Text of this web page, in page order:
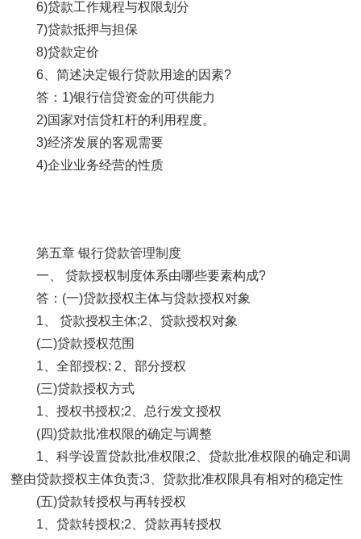
6)贷款工作规程与权限划分
7)贷款抵押与担保
8)贷款定价
6、简述决定银行贷款用途的因素?
答：1)银行信贷资金的可供能力
2)国家对信贷杠杆的利用程度。
3)经济发展的客观需要
4)企业业务经营的性质
第五章 银行贷款管理制度
一、 贷款授权制度体系由哪些要素构成?
答：(一)贷款授权主体与贷款授权对象
1、 贷款授权主体;2、贷款授权对象
(二)贷款授权范围
1、全部授权; 2、部分授权
(三)贷款授权方式
1、授权书授权;2、总行发文授权
(四)贷款批准权限的确定与调整
1、科学设置贷款批准权限;2、贷款批准权限的确定和调
整由贷款授权主体负责;3、贷款批准权限具有相对的稳定性
(五)贷款转授权与再转授权
1、贷款转授权;2、贷款再转授权